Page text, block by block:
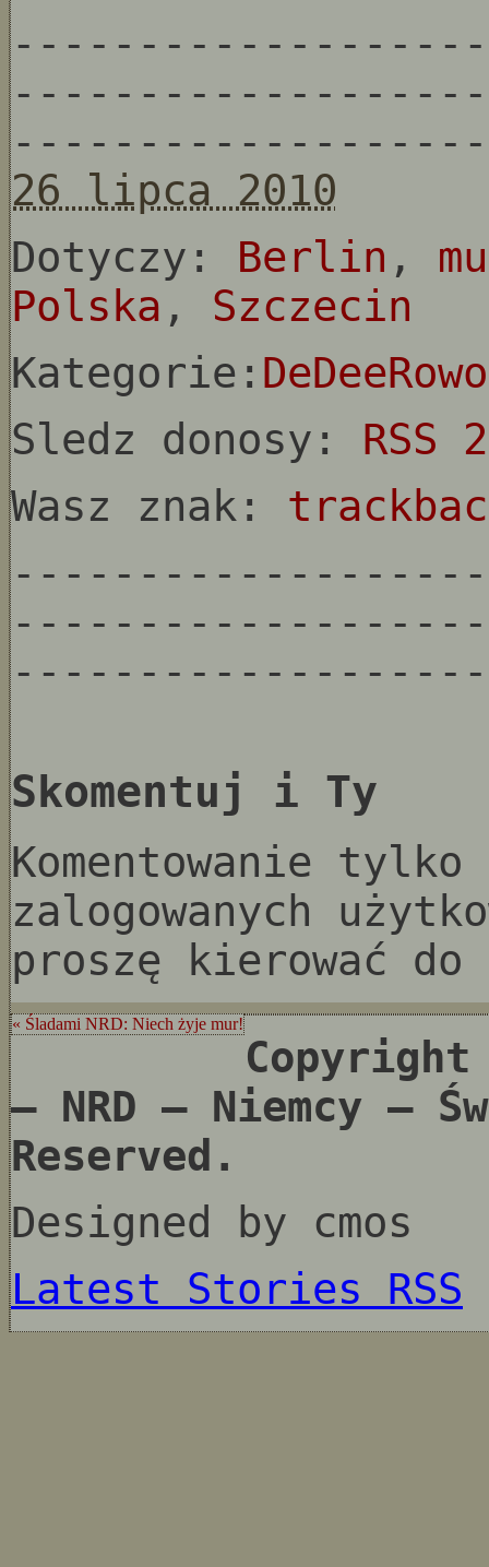
26 lipca 2010
Dotyczy: Berlin ,
Polska , Szczecin
Kategorie: DeDeeRowo
Sledz donosy: RSS
Wasz znak:
Skomentuj i Ty
Komentowanie
zalogowanych
proszę kierować do
« Śladami NRD: Niech żyje mur!
Copyright
– NRD – Niemcy –
Reserved.
Designed by cmos
Latest Stories RSS